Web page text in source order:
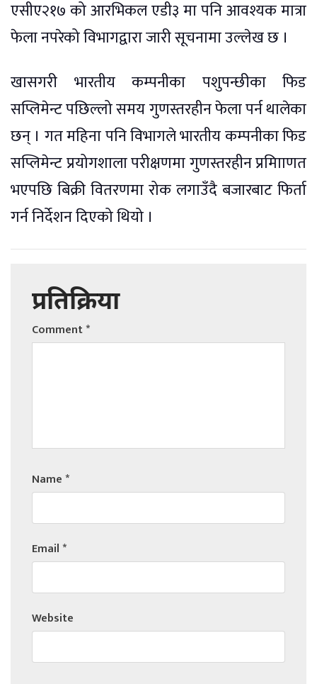
एसीए२१७ को आरभिकल एडी३ मा पनि आवश्यक मात्रा
फेला नपरेको विभागद्वारा जारी सूचनामा उल्लेख छ ।
खासगरी भारतीय कम्पनीका पशुपन्छीका फिड
सप्लिमेन्ट पछिल्लो समय गुणस्तरहीन फेला पर्न थालेका
छन् । गत महिना पनि विभागले भारतीय कम्पनीका फिड
सप्लिमेन्ट प्रयोगशाला परीक्षणमा गुणस्तरहीन प्रमाािणत
भएपछि बिक्री वितरणमा रोक लगाउँदै बजारबाट फिर्ता
गर्न निर्देशन दिएको थियो ।
प्रतिक्रिया
Comment*
Name*
Email*
Website